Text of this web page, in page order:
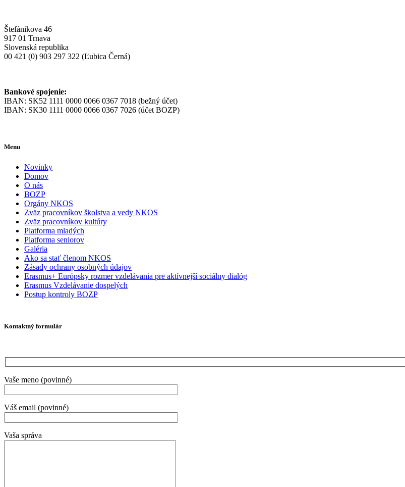
Štefánikova 46
917 01 Trnava
Slovenská republika
00 421 (0) 903 297 322 (Ľubica Černá)
Bankové spojenie:
IBAN: SK52 1111 0000 0066 0367 7018 (bežný účet)
IBAN: SK30 1111 0000 0066 0367 7026 (účet BOZP)
Menu
Novinky
Domov
O nás
BOZP
Orgány NKOS
Zväz pracovníkov školstva a vedy NKOS
Zväz pracovníkov kultúry
Platforma mladých
Platforma seniorov
Galéria
Ako sa stať členom NKOS
Zásady ochrany osobných údajov
Erasmus+ Európsky rozmer vzdelávania pre aktívnejší sociálny dialóg
Erasmus Vzdelávanie dospelých
Postup kontroly BOZP
Kontaktný formulár
Vaše meno (povinné)
Váš email (povinné)
Vaša správa